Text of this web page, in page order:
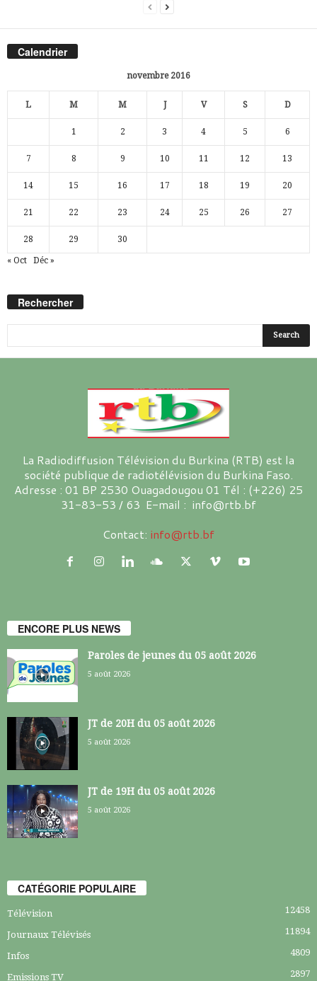
Calendrier
novembre 2016
L M M J V S D
1 2 3 4 5 6
7 8 9 10 11 12 13
14 15 16 17 18 19 20
21 22 23 24 25 26 27
28 29 30
« Oct Déc »
Rechercher
La Radiodiffusion Télévision du Burkina (RTB) est la
société publique de radiotélévision du Burkina Faso.
Adresse : 01 BP 2530 Ouagadougou 01 Tél : (+226) 25
31-83-53 / 63 E-mail : info@rtb.bf
Contact: info@rtb.bf
ENCORE PLUS NEWS
Paroles de jeunes du 05 août 2026
5 août 2026
JT de 20H du 05 août 2026
5 août 2026
JT de 19H du 05 août 2026
5 août 2026
CATÉGORIE POPULAIRE
Télévision 12458
Journaux Télévisés 11894
Infos 4809
Emissions TV 2897